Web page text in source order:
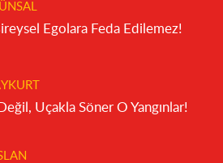
Egolara Feda Edilemez!
Uçakla Söner O Yangınlar!